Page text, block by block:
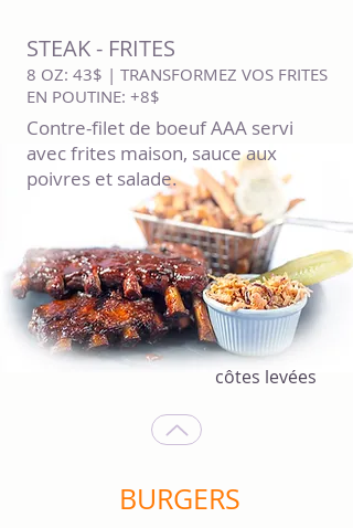
côtes levées
STEAK - FRITES
8 OZ: 43$ | TRANSFORMEZ VOS FRITES
EN POUTINE: +8$
Contre-filet de boeuf AAA servi
avec frites maison, sauce aux
poivres et salade.
BURGERS